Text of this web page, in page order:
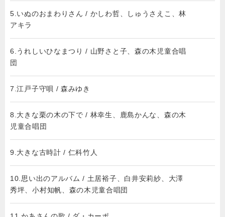
5.いぬのおまわりさん / かしわ哲、しゅうさえこ、林
アキラ
6.うれしいひなまつり / 山野さと子、森の木児童合唱
団
7.江戸子守唄 / 森みゆき
8.大きな栗の木の下で / 林幸生、鹿島かんな、森の木
児童合唱団
9.大きな古時計 / 仁科竹人
10.思い出のアルバム / 土居裕子、白井安莉紗、大澤
秀坪、小村知帆、森の木児童合唱団